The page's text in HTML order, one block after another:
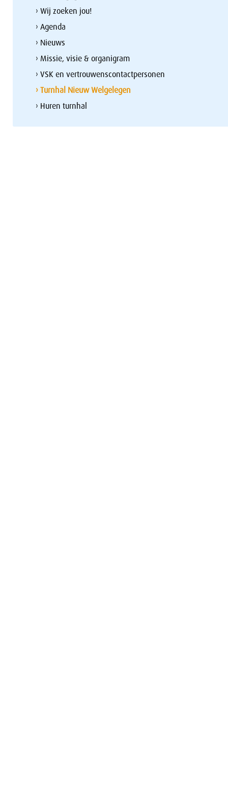
› Wij zoeken jou!
› Agenda
› Nieuws
› Missie, visie & organigram
› VSK en vertrouwenscontactpersonen
› Turnhal Nieuw Welgelegen
› Huren turnhal